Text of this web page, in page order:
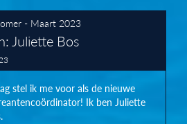
- Maart 2023
Juliette Bos
stel ik me voor als de nieuwe
Ik ben Juliette